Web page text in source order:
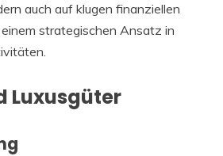
auch auf klugen finanziellen
strategischen Ansatz in
Luxusgüter